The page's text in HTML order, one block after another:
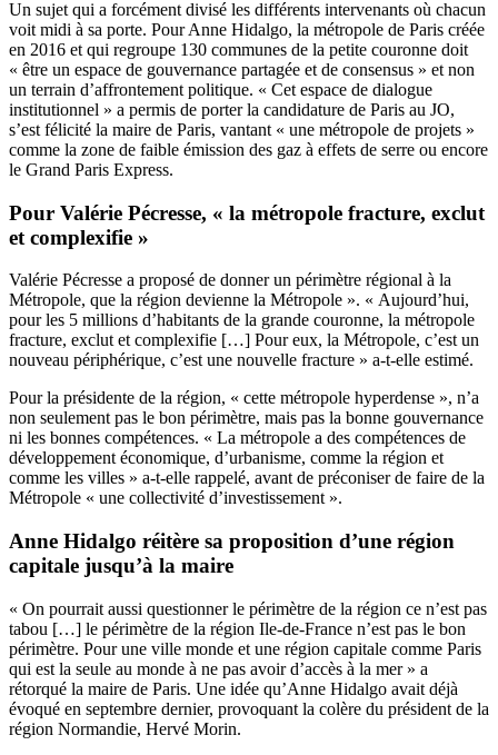
Un sujet qui a forcément divisé les différents intervenants où chacun
voit midi à sa porte. Pour Anne Hidalgo, la métropole de Paris créée
en 2016 et qui regroupe 130 communes de la petite couronne doit
« être un espace de gouvernance partagée et de consensus » et non
un terrain d’affrontement politique. « Cet espace de dialogue
institutionnel » a permis de porter la candidature de Paris au JO,
s’est félicité la maire de Paris, vantant « une métropole de projets »
comme la zone de faible émission des gaz à effets de serre ou encore
le Grand Paris Express.
Pour Valérie Pécresse, « la métropole fracture, exclut
et complexifie »
Valérie Pécresse a proposé de donner un périmètre régional à la
Métropole, que la région devienne la Métropole ». « Aujourd’hui,
pour les 5 millions d’habitants de la grande couronne, la métropole
fracture, exclut et complexifie […] Pour eux, la Métropole, c’est un
nouveau périphérique, c’est une nouvelle fracture » a-t-elle estimé.
Pour la présidente de la région, « cette métropole hyperdense », n’a
non seulement pas le bon périmètre, mais pas la bonne gouvernance
ni les bonnes compétences. « La métropole a des compétences de
développement économique, d’urbanisme, comme la région et
comme les villes » a-t-elle rappelé, avant de préconiser de faire de la
Métropole « une collectivité d’investissement ».
Anne Hidalgo réitère sa proposition d’une région
capitale jusqu’à la maire
« On pourrait aussi questionner le périmètre de la région ce n’est pas
tabou […] le périmètre de la région Ile-de-France n’est pas le bon
périmètre. Pour une ville monde et une région capitale comme Paris
qui est la seule au monde à ne pas avoir d’accès à la mer » a
rétorqué la maire de Paris. Une idée qu’Anne Hidalgo avait déjà
évoqué en septembre dernier, provoquant la colère du président de la
région Normandie, Hervé Morin.